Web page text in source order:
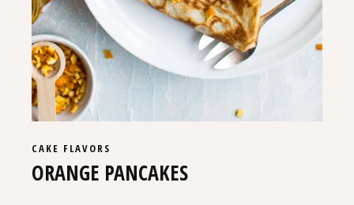
CAKE FLAVORS
ORANGE PANCAKES